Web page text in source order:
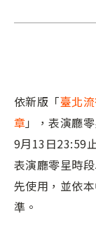
依新版「臺北
章」，表演廳
9月13日23:59
表演廳零星時
先使用，並依
準。